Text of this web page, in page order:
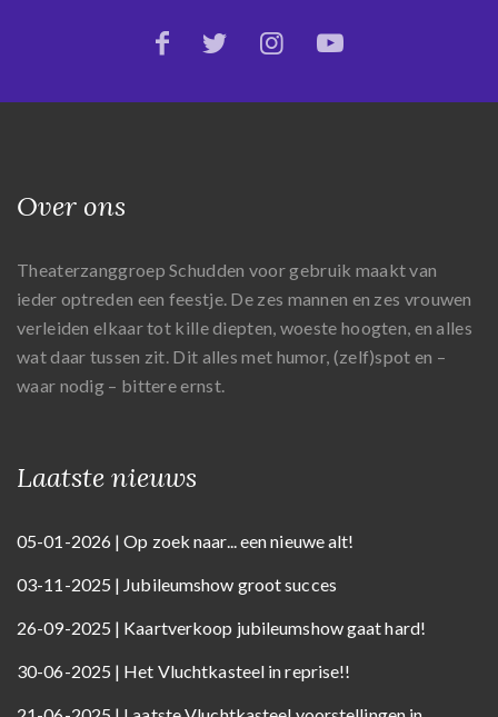
Over ons
Theaterzanggroep Schudden voor gebruik maakt van
ieder optreden een feestje. De zes mannen en zes vrouwen
verleiden elkaar tot kille diepten, woeste hoogten, en alles
wat daar tussen zit. Dit alles met humor, (zelf)spot en –
waar nodig – bittere ernst.
Laatste nieuws
05-01-2026 | Op zoek naar... een nieuwe alt!
03-11-2025 | Jubileumshow groot succes
26-09-2025 | Kaartverkoop jubileumshow gaat hard!
30-06-2025 | Het Vluchtkasteel in reprise!!